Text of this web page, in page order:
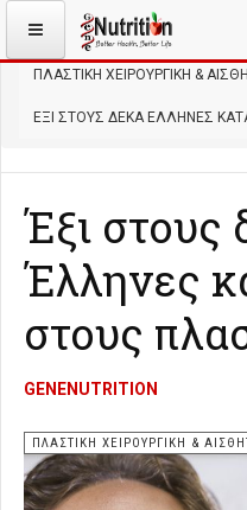
ΒΡΊΣΚΕΣΤΕ ΕΔΏ:
ΠΛΑΣΤΙΚΉ ΧΕΙΡΟΥΡΓΙΚΉ &
ΈΞΙ ΣΤΟΥΣ ΔΈΚΑ ΈΛΛΗΝΕΣ
Έξι στους
Έλληνες
στους
GENENUTRITION
ΠΛΑΣΤΙΚΉ ΧΕΙΡΟΥΡΓΙΚΉ &